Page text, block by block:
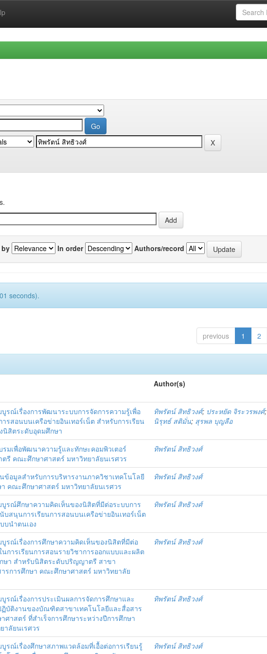
by In order Authors/record
seconds).
previous 1 2
Author(s)
รณ์เรื่องการพัฒนาระบบการจัดการความรู้เพื่อ
รสอนบนเครือข่ายอินเทอร์เน็ต สำหรับการเรียน
นิสิตระดับอุดมศึกษา
ทิพรัตน์ สิทธิวงศ์; ประหยัด จิระวรพงศ์;
นิรุทธ์ สติมั่น; สุรพล บุญลือ
มเพื่อพัฒนาความรู้และทักษะคอมพิวเตอร์
รี คณะศึกษาศาสตร์ มหาวิทยาลัยนเรศวร
ทิพรัตน์ สิทธิวงศ์
อมูลสำหรับการบริหารงานภาควิชาเทคโนโลยี
คณะศึกษาศาสตร์ มหาวิทยาลัยนเรศวร
ทิพรัตน์ สิทธิวงศ์
บูรณ์ศึกษาความคิดเห็นของนิสิตที่มีต่อระบบการ
บสนุนการเรียนการสอนบนเครือข่ายอินเทอร์เน็ต
บนำตนเอง
ทิพรัตน์ สิทธิวงศ์
รณ์เรื่องการศึกษาความคิดเห็นของนิสิตที่มีต่อ
นการเรียนการสอนรายวิชาการออกแบบและผลิต
ษา สำหรับนิสิตระดับปริญญาตรี สาขา
รการศึกษา คณะศึกษาศาสตร์ มหาวิทยาลัย
ทิพรัตน์ สิทธิวงศ์
รณ์เรื่องการประเมินผลการจัดการศึกษาและ
ฏิบัติงานของบัณฑิตสาขาเทคโนโลยีและสื่อสาร
ศาสตร์ ที่สำเร็จการศึกษาระหว่างปีการศึกษา
าลัยนเรศวร
ทิพรัตน์ สิทธิวงศ์
รณ์เรื่องศึกษาสภาพแวดล้อมที่เอื้อต่อการเรียนรู้
ทิพรัตน์ สิทธิวงศ์